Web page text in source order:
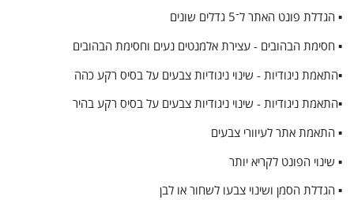
▪ הגדלת פונט האתר ל־5 גדלים שונים
▪ חסימת הבהובים - עצירת אלמנטים נעים וחסימת הבהובים
▪התאמת ניגודיות - שינוי ניגודיות צבעים על בסיס רקע כהה
▪התאמת ניגודיות - שינוי ניגודיות צבעים על בסיס רקע בהיר
▪ התאמת אתר לעיוורי צבעים
▪ שינוי הפונט לקריא יותר
▪ הגדלת הסמן ושינוי צבעו לשחור או לבן